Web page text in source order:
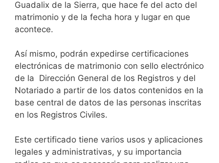
Guadalix de la Sierra, que hace fe del acto del
matrimonio y de la fecha hora y lugar en que
acontece.
Así mismo, podrán expedirse certificaciones
electrónicas de matrimonio con sello electrónico
de la Dirección General de los Registros y del
Notariado a partir de los datos contenidos en la
base central de datos de las personas inscritas
en los Registros Civiles.
Este certificado tiene varios usos y aplicaciones
legales y administrativas, y su importancia